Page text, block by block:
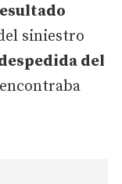
siniestro
del